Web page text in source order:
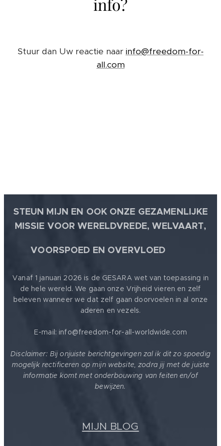
info?
Stuur dan Uw reactie naar info@freedom-for-
all.com
STEUN MIJN EN OOK ONZE GEZAMENLIJKE
MISSIE VOOR WERELDVREDE, WELVAART,
VOORSPOED EN OVERVLOED
Vanaf 1 januari 2026 is de GESARA wet van toepassing in
de hele wereld. We gaan onze Vrijheid vieren en zelf
beleven wanneer we dat zelf gaan doorvoelen in al onze
aderen en vezels.
E-mail: info@freedom-for-all-worldwide.com
Disclaimer: Bij onjuiste berichtgevingen zal ik dit zo spoedig
mogelijk rectificeren op mijn website, zodra jij met de juiste
informatie komt met onderbouwing van feiten en/of
bewijzen.
MIJN BLOG